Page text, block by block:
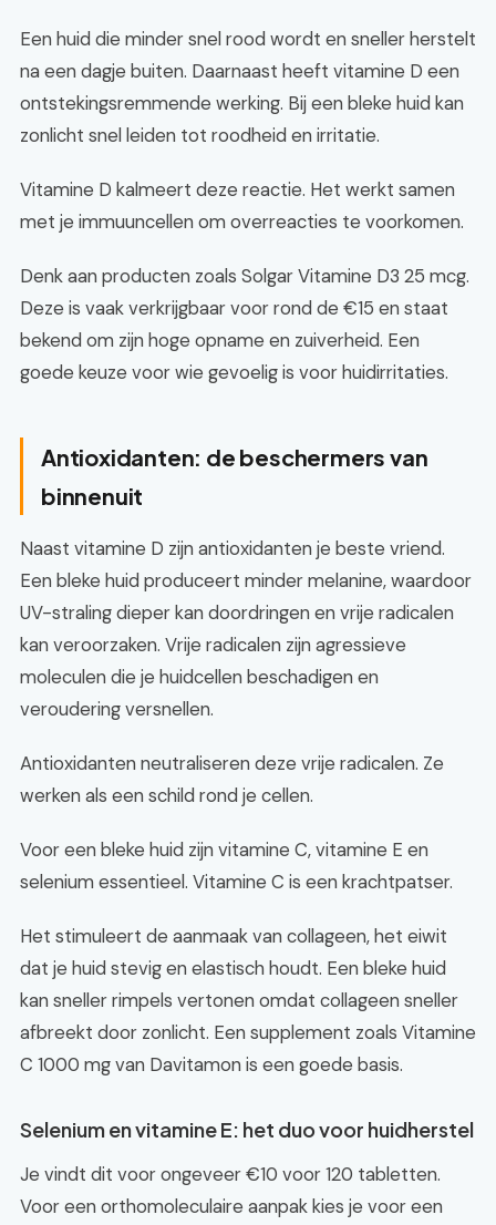
Een huid die minder snel rood wordt en sneller herstelt
na een dagje buiten. Daarnaast heeft vitamine D een
ontstekingsremmende werking. Bij een bleke huid kan
zonlicht snel leiden tot roodheid en irritatie.
Vitamine D kalmeert deze reactie. Het werkt samen
met je immuuncellen om overreacties te voorkomen.
Denk aan producten zoals Solgar Vitamine D3 25 mcg.
Deze is vaak verkrijgbaar voor rond de €15 en staat
bekend om zijn hoge opname en zuiverheid. Een
goede keuze voor wie gevoelig is voor huidirritaties.
Antioxidanten: de beschermers van
binnenuit
Naast vitamine D zijn antioxidanten je beste vriend.
Een bleke huid produceert minder melanine, waardoor
UV-straling dieper kan doordringen en vrije radicalen
kan veroorzaken. Vrije radicalen zijn agressieve
moleculen die je huidcellen beschadigen en
veroudering versnellen.
Antioxidanten neutraliseren deze vrije radicalen. Ze
werken als een schild rond je cellen.
Voor een bleke huid zijn vitamine C, vitamine E en
selenium essentieel. Vitamine C is een krachtpatser.
Het stimuleert de aanmaak van collageen, het eiwit
dat je huid stevig en elastisch houdt. Een bleke huid
kan sneller rimpels vertonen omdat collageen sneller
afbreekt door zonlicht. Een supplement zoals Vitamine
C 1000 mg van Davitamon is een goede basis.
Selenium en vitamine E: het duo voor huidherstel
Je vindt dit voor ongeveer €10 voor 120 tabletten.
Voor een orthomoleculaire aanpak kies je voor een